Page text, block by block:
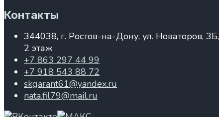
Контакты
344038, г. Ростов-на-Дону, ул. Новаторов, 3Б,
2 этаж
+7 863 297 44 99
+7 918 543 88 72
skgarant61@yandex.ru
nata.fil79@mail.ru